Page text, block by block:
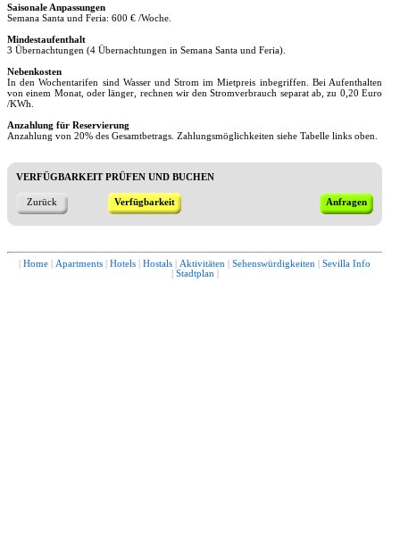
Saisonale Anpassungen
Semana Santa und Feria: 600 € /Woche.
Mindestaufenthalt
3 Übernachtungen (4 Übernachtungen in Semana Santa und Feria).
Nebenkosten
In den Wochentarifen sind Wasser und Strom im Mietpreis inbegriffen. Bei Aufenthalten
von einem Monat, oder länger, rechnen wir den Stromverbrauch separat ab, zu 0,20 Euro
/KWh.
Anzahlung für Reservierung
Anzahlung von 20% des Gesamtbetrags. Zahlungsmöglichkeiten siehe Tabelle links oben.
VERFÜGBARKEIT PRÜFEN UND BUCHEN
Zurück Verfügbarkeit Anfragen
Home Apartments Hotels Hostals Aktivitäten Sehenswürdigkeiten
Sevilla Info
Stadtplan